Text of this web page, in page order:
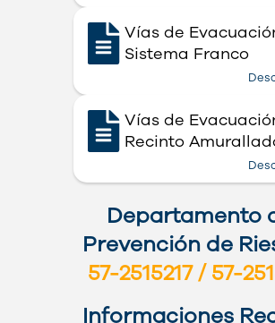
Vías de
Sistema Franco
Vías de
Recinto
Departamento
Prevención de
57-2515217 / 57-
Informaciones